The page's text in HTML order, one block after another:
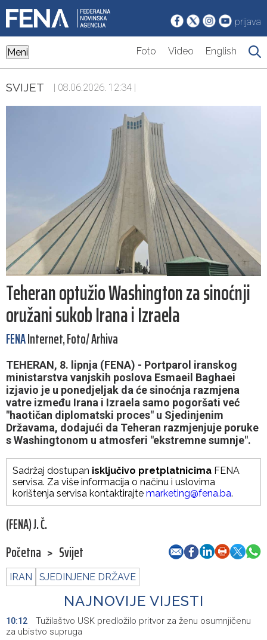
prijava
Meni Foto Video English
SVIJET | 08.06.2026. 12:34 |
Teheran optužio Washington za sinoćnji
oružani sukob Irana i Izraela
FENAInternet, Foto/ Arhiva
TEHERAN, 8. lipnja (FENA) - Portparol iranskog
ministarstva vanjskih poslova Esmaeil Baghaei
izjavio je u ponedjeljak da će sinoćnja razmjena
vatre između Irana i Izraela samo pogoršati već
"haotičan diplomatski proces" u Sjedinjenim
Državama, dodajući da Teheran razmjenjuje poruke
s Washingtonom u atmosferi "ekstremne sumnje".
Sadržaj dostupan isključivo pretplatnicima FENA
servisa. Za više informacija o načinu i uslovima
korištenja servisa kontaktirajte marketing@fena.ba.
(FENA) J. Č.
Početna > Svijet
IRAN SJEDINJENE DRŽAVE
NAJNOVIJE VIJESTI
10:12
Tužilaštvo USK predložilo pritvor za ženu osumnjičenu
za ubistvo supruga